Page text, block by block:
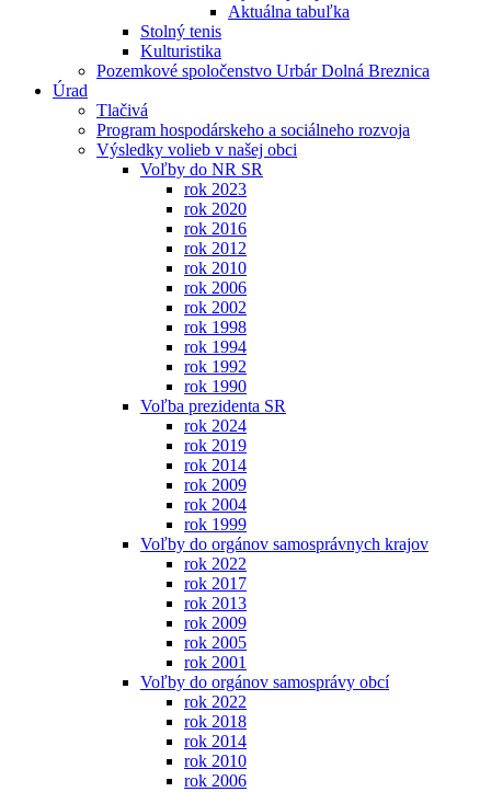
Aktuálna tabuľka
Stolný tenis
Kulturistika
Pozemkové spoločenstvo Urbár Dolná Breznica
Úrad
Tlačivá
Program hospodárskeho a sociálneho rozvoja
Výsledky volieb v našej obci
Voľby do NR SR
rok 2023
rok 2020
rok 2016
rok 2012
rok 2010
rok 2006
rok 2002
rok 1998
rok 1994
rok 1992
rok 1990
Voľba prezidenta SR
rok 2024
rok 2019
rok 2014
rok 2009
rok 2004
rok 1999
Voľby do orgánov samosprávnych krajov
rok 2022
rok 2017
rok 2013
rok 2009
rok 2005
rok 2001
Voľby do orgánov samosprávy obcí
rok 2022
rok 2018
rok 2014
rok 2010
rok 2006